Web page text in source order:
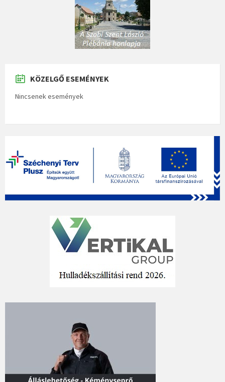
KÖZELGŐ ESEMÉNYEK
Nincsenek események